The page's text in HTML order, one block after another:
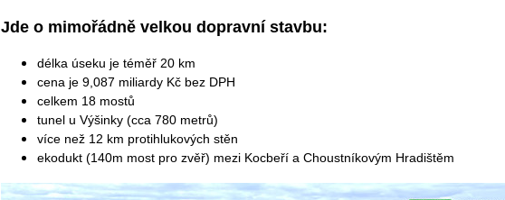
Jde o mimořádně velkou dopravní stavbu:
délka úseku je téměř 20 km
cena je 9,087 miliardy Kč bez DPH
celkem 18 mostů
tunel u Výšinky (cca 780 metrů)
více než 12 km protihlukových stěn
ekodukt (140m most pro zvěř) mezi Kocbeří a Choustníkovým Hradištěm